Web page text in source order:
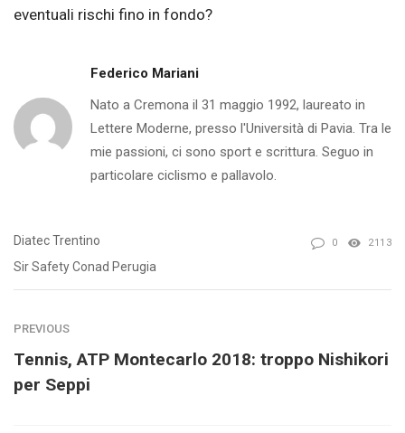
eventuali rischi fino in fondo?
Federico Mariani
Nato a Cremona il 31 maggio 1992, laureato in
Lettere Moderne, presso l'Università di Pavia. Tra le
mie passioni, ci sono sport e scrittura. Seguo in
particolare ciclismo e pallavolo.
Diatec Trentino
Sir Safety Conad Perugia
0 2113
PREVIOUS
Tennis, ATP Montecarlo 2018: troppo Nishikori
per Seppi